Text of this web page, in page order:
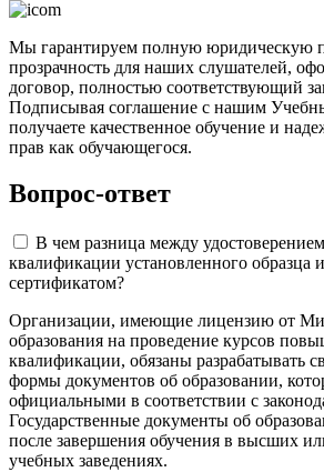
Мы гарантируем полную юридическую
прозрачность для наших слушателей,
договор, полностью соответствующий
Подписывая соглашение с нашим
получаете качественное обучение и
прав как обучающегося.
Вопрос-ответ
В чем разница между
квалификации установленного образца
сертификатом?
Организации, имеющие лицензию от
образования на проведение курсов
квалификации, обязаны разрабатывать
формы документов об образовании,
официальными в соответствии с
Государственные документы об
после завершения обучения в высших
учебных заведениях.